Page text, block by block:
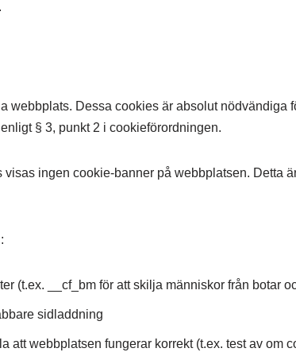
webbplats. Dessa cookies är absolut
§ 3, punkt 2 i cookieförordningen.
ingen cookie-banner på webbplatsen. Detta
(t.ex. __cf_bm för att skilja människor från botar
sidladdning
att webbplatsen fungerar korrekt (t.ex. test av om